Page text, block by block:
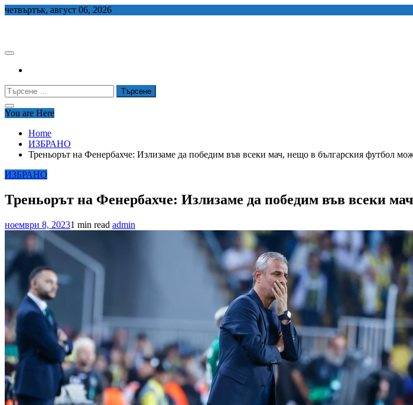
Skip
четвъртък, август 06, 2026
Търсене
за:
You are Here
Home
ИЗБРАНО
Треньорът на Фенербахче: Излизаме да победим във всеки мач, нещо в българския футбол
ИЗБРАНО
Треньорът на Фенербахче: Излизаме да победим във всеки
ноември 8, 20231 min read admin